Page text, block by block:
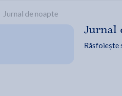
Jurnal de noapte
Jurnal
Răsfoiește